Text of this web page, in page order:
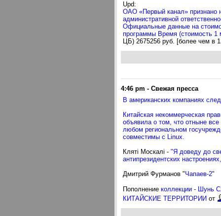
Upd:
ОАО «Первый канал» признано
административной
Официальные данные на
программы Время (стоимость
ЦБ) 2675256 руб. [более чем в
4:46 pm - Свежая пресса
В американских компаниях
Китайская некоммерческая
объявила о том, что отныне
любом региональном
совместимы с Linux.
Клятi Москалi - "Я доведу до
антипрезидентских
Дмитрий Фурманов "Чапаев-2"
Пополнение коллекции- Шунь
КИТАЙСКИЕ ТЕРРИТОРИИ от